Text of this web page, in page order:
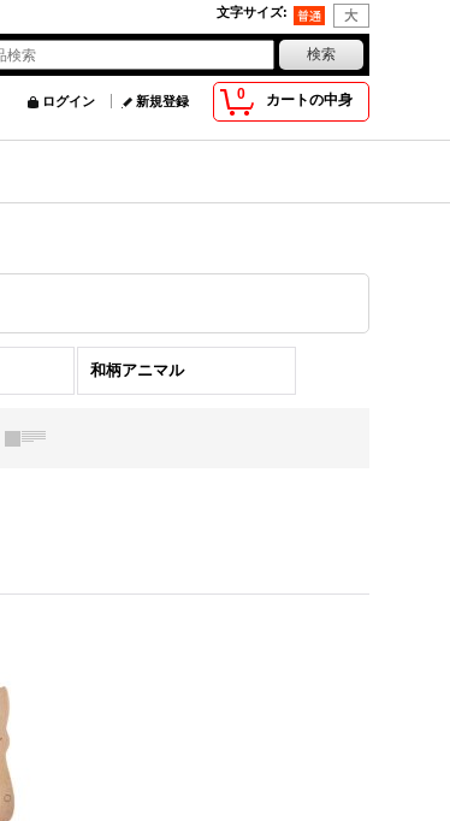
文字サイズ:
0 カートの中身
ログイン 新規登録
和柄アニマル